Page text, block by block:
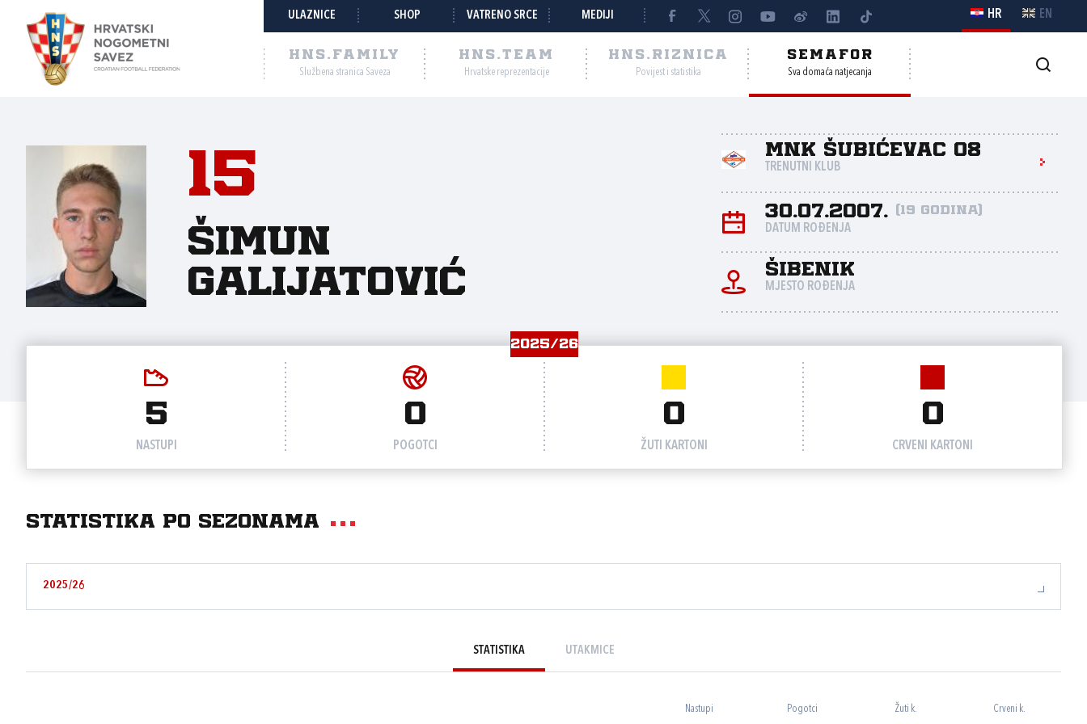
ULAZNICE SHOP VATRENO SRCE MEDIJI HR EN
HNS.FAMILY
Službena stranica Saveza
HNS.TEAM
Hrvatske reprezentacije
HNS.RIZNICA
Povijest i statistika
SEMAFOR
Sva domaća natjecanja
15
Šimun
Galijatović
MNK Šubićevac 08
TRENUTNI KLUB
30.07.2007. (19 godina)
DATUM ROĐENJA
Šibenik
MJESTO ROĐENJA
2025/26
5
NASTUPI
0
POGOTCI
0
ŽUTI KARTONI
0
CRVENI KARTONI
Statistika po sezonama
2025/26
STATISTIKA UTAKMICE
Nastupi Pogotci Žuti k. Crveni k.